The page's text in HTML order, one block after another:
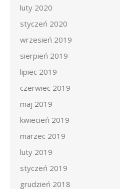
luty 2020
styczeń 2020
wrzesień 2019
sierpień 2019
lipiec 2019
czerwiec 2019
maj 2019
kwiecień 2019
marzec 2019
luty 2019
styczeń 2019
grudzień 2018